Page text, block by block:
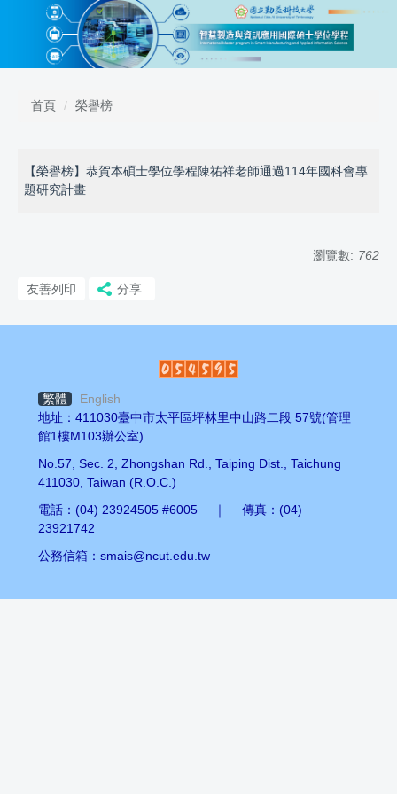
要
首頁 榮譽榜
【榮譽榜】恭賀本碩士學位學程陳祐祥老師通過114年國科會專
題研究計畫
瀏覽數: 762
友善列印 分享
繁體
English
地址：411030臺中市太平區坪林里中山路二段 57號(管理
館1樓M103辦公室)
No.57, Sec. 2, Zhongshan Rd., Taiping Dist., Taichung
411030, Taiwan (R.O.C.)
電話：(04) 23924505 #6005 ｜ 傳真：(04)
23921742
公務信箱：smais@ncut.edu.tw